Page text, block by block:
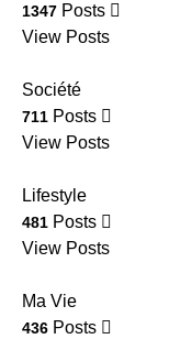
1347 Posts
View Posts
Société
711 Posts
View Posts
Lifestyle
481 Posts
View Posts
Ma Vie
436 Posts